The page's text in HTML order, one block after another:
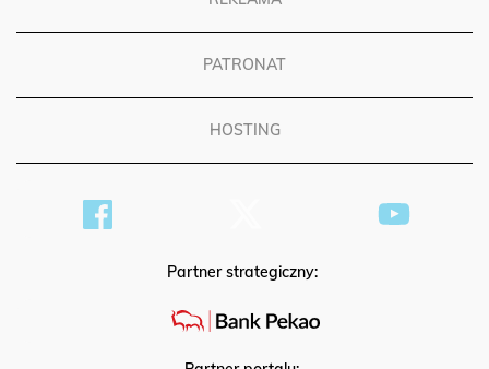
REKLAMA
PATRONAT
HOSTING
Partner strategiczny: